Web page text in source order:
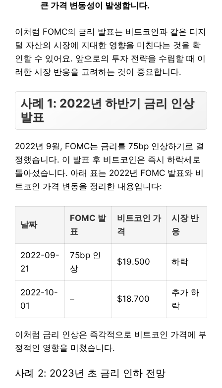
큰 가격 변동성이 발생합니다.
이처럼 FOMC의 금리 발표는 비트코인과 같은 디지
털 자산의 시장에 지대한 영향을 미친다는 것을 확
인할 수 있어요. 앞으로의 투자 전략을 수립할 때 이
러한 시장 반응을 고려하는 것이 중요합니다.
사례 1: 2022년 하반기 금리 인상
발표
2022년 9월, FOMC는 금리를 75bp 인상하기로 결
정했습니다. 이 발표 후 비트코인은 즉시 하락세로
돌아섰습니다. 아래 표는 2022년 FOMC 발표와 비
트코인 가격 변동을 정리한 내용입니다:
날짜
FOMC 발
표
비트코인 가
격
시장 반
응
2022-09-
21
75bp 인
상
$19.500 하락
2022-10-
01
– $18.700
추가 하
락
이처럼 금리 인상은 즉각적으로 비트코인 가격에 부
정적인 영향을 미쳤습니다.
사례 2: 2023년 초 금리 인하 전망